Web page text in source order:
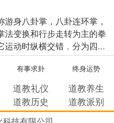
游身八卦掌，八卦连环掌，
法变换和行步走转为主的拳
运动时纵横交错﹐分为四...
有事求卦 终身运势
道教礼仪
道教养生
道教历史 道教派别